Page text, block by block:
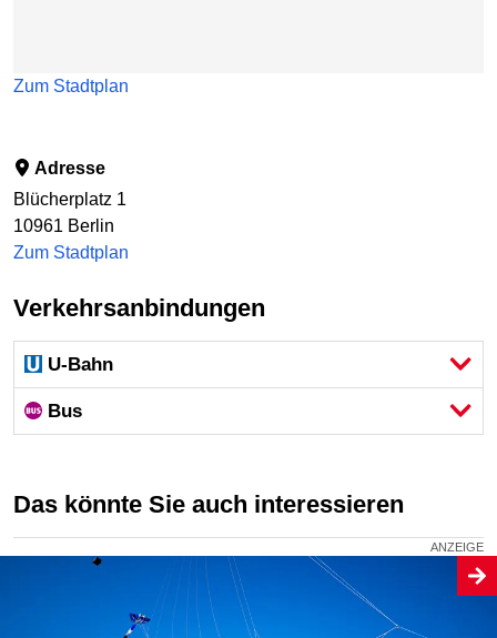
Zum Stadtplan
Adresse
Blücherplatz 1
10961 Berlin
Zum Stadtplan
Verkehrsanbindungen
U-Bahn
Bus
Das könnte Sie auch interessieren